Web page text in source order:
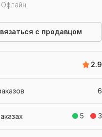
Офлайн
с продавцом
2.9
6
5 3